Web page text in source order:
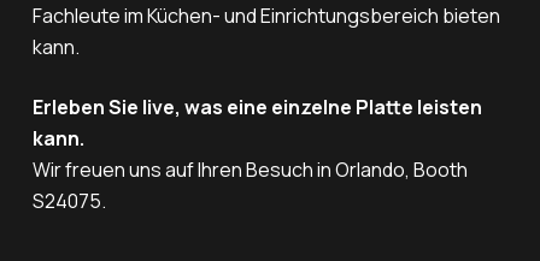
Fachleute im Küchen- und Einrichtungsbereich bieten
kann.
Erleben Sie live, was eine einzelne Platte leisten
kann.
Wir freuen uns auf Ihren Besuch in Orlando, Booth
S24075.